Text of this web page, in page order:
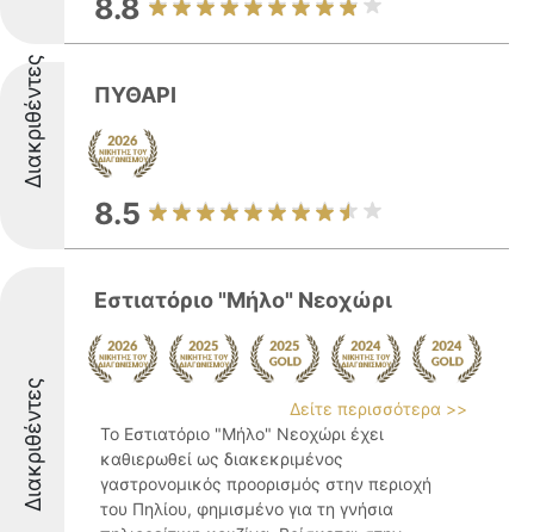
8.8
Διακριθέντες ΠΥΘΑΡΙ
8.5
Διακριθέντες
Εστιατόριο "Μήλο" Νεοχώρι
Δείτε περισσότερα >>
Το Εστιατόριο "Μήλο" Νεοχώρι έχει
καθιερωθεί ως διακεκριμένος
γαστρονομικός προορισμός στην περιοχή
του Πηλίου, φημισμένο για τη γνήσια